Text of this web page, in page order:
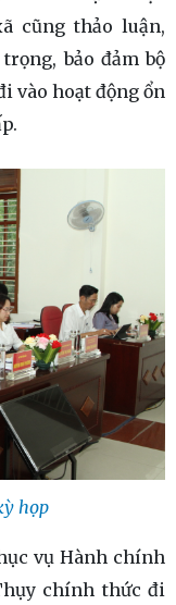
cũng thảo luận,
bảo đảm bộ
vào hoạt động ổn
họp
vụ Hành chính
chính thức đi